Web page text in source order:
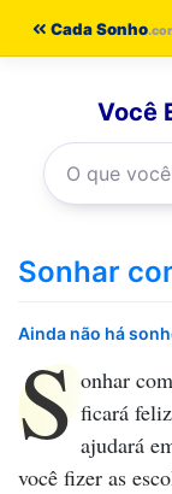
Cada Sonho
Você
Sonhar
Ainda não há
S onhar
ficará
ajudará
você fizer as